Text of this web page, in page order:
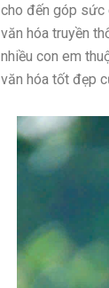
cho đến góp sức
văn hóa truyền
nhiều con em
văn hóa tốt đẹp